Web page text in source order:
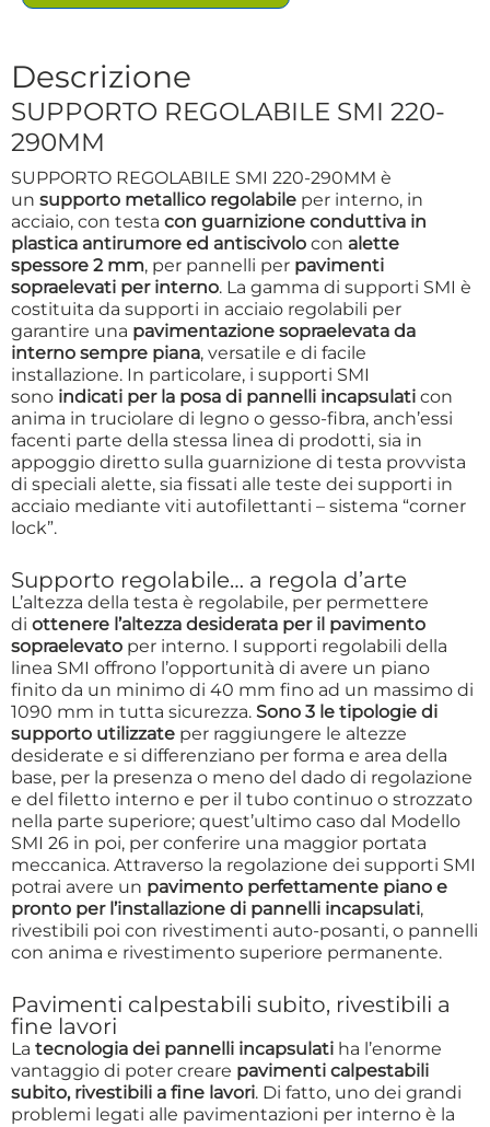
Descrizione
SUPPORTO REGOLABILE SMI 220-
290MM
SUPPORTO REGOLABILE SMI 220-290MM è
un supporto metallico regolabile per interno, in
acciaio, con testa con guarnizione conduttiva in
plastica antirumore ed antiscivolo con alette
spessore 2 mm, per pannelli per pavimenti
sopraelevati per interno. La gamma di supporti SMI è
costituita da supporti in acciaio regolabili per
garantire una pavimentazione sopraelevata da
interno sempre piana, versatile e di facile
installazione. In particolare, i supporti SMI
sono indicati per la posa di pannelli incapsulati con
anima in truciolare di legno o gesso-fibra, anch’essi
facenti parte della stessa linea di prodotti, sia in
appoggio diretto sulla guarnizione di testa provvista
di speciali alette, sia fissati alle teste dei supporti in
acciaio mediante viti autofilettanti – sistema “corner
lock”.
Supporto regolabile… a regola d’arte
L’altezza della testa è regolabile, per permettere
di ottenere l’altezza desiderata per il pavimento
sopraelevato per interno. I supporti regolabili della
linea SMI offrono l’opportunità di avere un piano
finito da un minimo di 40 mm fino ad un massimo di
1090 mm in tutta sicurezza. Sono 3 le tipologie di
supporto utilizzate per raggiungere le altezze
desiderate e si differenziano per forma e area della
base, per la presenza o meno del dado di regolazione
e del filetto interno e per il tubo continuo o strozzato
nella parte superiore; quest’ultimo caso dal Modello
SMI 26 in poi, per conferire una maggior portata
meccanica. Attraverso la regolazione dei supporti SMI
potrai avere un pavimento perfettamente piano e
pronto per l’installazione di pannelli incapsulati,
rivestibili poi con rivestimenti auto-posanti, o pannelli
con anima e rivestimento superiore permanente.
Pavimenti calpestabili subito, rivestibili a
fine lavori
La tecnologia dei pannelli incapsulati ha l’enorme
vantaggio di poter creare pavimenti calpestabili
subito, rivestibili a fine lavori. Di fatto, uno dei grandi
problemi legati alle pavimentazioni per interno è la